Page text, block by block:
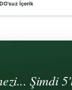
İçerik